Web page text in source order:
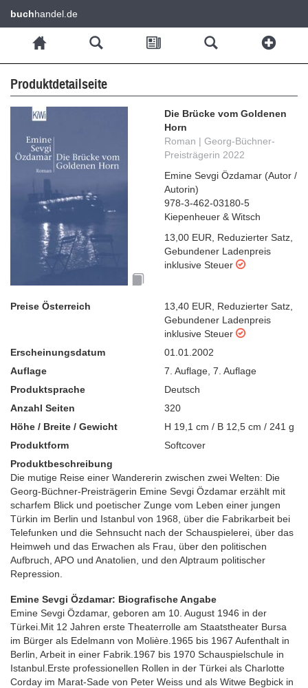
buchhandel.de
Produktdetailseite
Die Brücke vom Goldenen
Horn
Roman | Georg-Büchner-
Preisträgerin 2022
Emine Sevgi Özdamar (Autor /
Autorin)
978-3-462-03180-5
Kiepenheuer & Witsch
13,00 EUR
Reduzierter Satz
Gebundener Ladenpreis
inklusive Steuer
Preise Österreich 13,40 EUR Reduzierter Satz
Gebundener Ladenpreis
inklusive Steuer
Erscheinungsdatum
01.01.2002
Auflage
7. Auflage 7. Auflage
Produktsprache
Deutsch
Anzahl Seiten
320
Höhe / Breite / Gewicht
H 19,1 cm / B 12,5 cm / 241 g
Produktform
Softcover
Produktbeschreibung
Die mutige Reise einer Wandererin zwischen zwei Welten: Die
Georg-Büchner-Preisträgerin Emine Sevgi Özdamar erzählt mit
scharfem Blick und poetischer Zunge vom Leben einer jungen
Türkin im Berlin und Istanbul von 1968, über die Fabrikarbeit bei
Telefunken und die Sehnsucht nach der Schauspielerei, über das
Heimweh und das Erwachen als Frau, über den politischen
Aufbruch, APO und Anatolien, und den Alptraum politischer
Repression.
Emine Sevgi Özdamar: Biografische Angabe
Emine Sevgi Özdamar, geboren am 10. August 1946 in der
Türkei.Mit 12 Jahren erste Theaterrolle am Staatstheater Bursa
im Bürger als Edelmann von Molière.1965 bis 1967 Aufenthalt in
Berlin, Arbeit in einer Fabrik.1967 bis 1970 Schauspielschule in
Istanbul.Erste professionellen Rollen in der Türkei als Charlotte
Corday im Marat-Sade von Peter Weiss und als Witwe Begbick in